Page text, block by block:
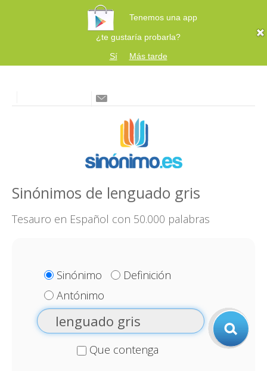
Tenemos una app
¿te gustaría probarla?
Sí
Más tarde
Sinónimos de lenguado gris
Tesauro en Español con 50.000 palabras
Sinónimo
Definición
Antónimo
Que contenga